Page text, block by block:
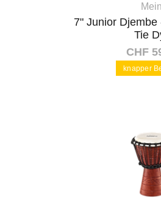
Meinl
7" Junior
Tie
CHF
knapper